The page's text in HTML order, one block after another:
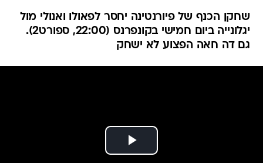
שחקן הכנף של פיורנטינה יחסר לפאולו ואנולי מול
יגלונייה ביום חמישי בקונפרנס (22:00, ספורט2).
גם דה חאה הפצוע לא ישחק